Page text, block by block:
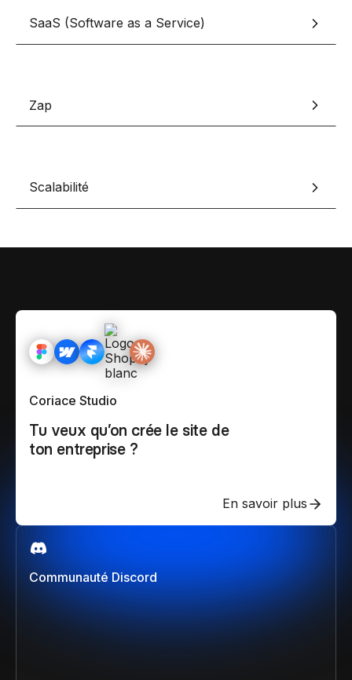
Scripts Webflow
Ressources & actualités
Contact
SaaS (Software as a Service)
Zap
Scalabilité
Communauté Discord
Coriace Studio
Tu veux qu’on crée le site de
ton entreprise ?
En savoir plus